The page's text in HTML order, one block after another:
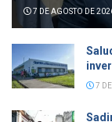
7 DE AGOSTO DE
7